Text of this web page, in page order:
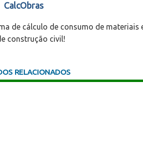
CalcObras
de cálculo de consumo de materiais
construção civil!
RELACIONADOS